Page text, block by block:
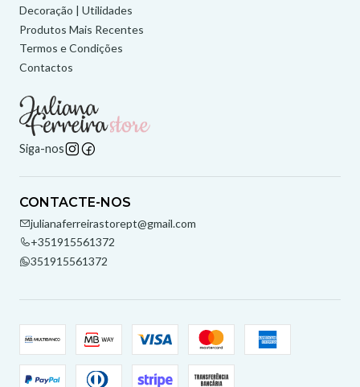
Decoração | Utilidades
Produtos Mais Recentes
Termos e Condições
Contactos
Siga-nos
CONTACTE-NOS
julianaferreirastorept@gmail.com
+351915561372
351915561372